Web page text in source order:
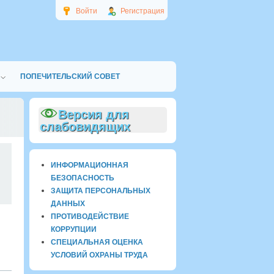
Войти Регистрация
ПОПЕЧИТЕЛЬСКИЙ СОВЕТ
Версия для
слабовидящих
ИНФОРМАЦИОННАЯ
БЕЗОПАСНОСТЬ
ЗАЩИТА ПЕРСОНАЛЬНЫХ
ДАННЫХ
ПРОТИВОДЕЙСТВИЕ
КОРРУПЦИИ
СПЕЦИАЛЬНАЯ ОЦЕНКА
УСЛОВИЙ ОХРАНЫ ТРУДА